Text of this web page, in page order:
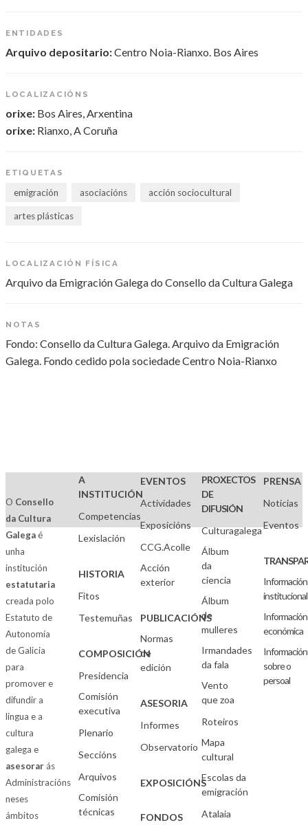
ENTIDADES
Arquivo depositario:Centro Noia-Rianxo. Bos Aires
LOCALIZACIÓNS
orixe: Bos Aires, Arxentina
orixe: Rianxo, A Coruña
ETIQUETAS
emigración asociacións acción sociocultural
artes plásticas
LOCALIZACIÓN FÍSICA
Arquivo da Emigración Galega do Consello da Cultura Galega
NOTAS
Fondo: Consello da Cultura Galega. Arquivo da Emigración
Galega. Fondo cedido pola sociedade Centro Noia-Rianxo
O Consello
da Cultura
Galegaé
unha
institución
estatutaria
creada polo
Estatuto de
Autonomía
de Galicia
para
promover e
difundir a
lingua e a
cultura
galega e
asesorarás
Administracións
neses
ámbitos
A
INSTITUCIÓN
Competencias
Lexislación
HISTORIA
Fitos
Testemuñas
COMPOSICIÓN
Presidencia
Comisión
executiva
Plenario
Seccións
Arquivos
Comisión
técnicas
EVENTOS
Actividades
Exposicións
CCG.Acolle
Acción
exterior
PUBLICACIÓNS
Normas
de
edición
ASESORIA
Informes
Observatorio
EXPOSICIÓNS
FONDOS
PROXECTOS
DE
DIFUSIÓN
Culturagalega
Álbum
da
ciencia
Álbum
de
mulleres
Irmandades
da fala
Vento
que zoa
Roteiros
Mapa
cultural
Escolas da
emigración
Atalaia
PRENSA
Noticias
Eventos
Información
institucional
Información
económica
Información
sobre o
persoal